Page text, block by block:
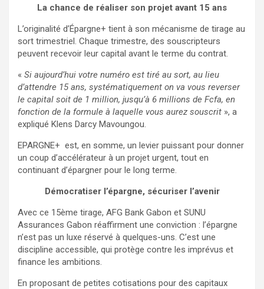
La chance de réaliser son projet avant 15 ans
L’originalité d’Épargne+ tient à son mécanisme de tirage au
sort trimestriel. Chaque trimestre, des souscripteurs
peuvent recevoir leur capital avant le terme du contrat.
« Si aujourd’hui votre numéro est tiré au sort, au lieu
d’attendre 15 ans, systématiquement on va vous reverser
le capital soit de 1 million, jusqu’à 6 millions de Fcfa, en
fonction de la formule à laquelle vous aurez souscrit », a
expliqué Klens Darcy Mavoungou.
EPARGNE+ est, en somme, un levier puissant pour donner
un coup d’accélérateur à un projet urgent, tout en
continuant d’épargner pour le long terme.
Démocratiser l’épargne, sécuriser l’avenir
Avec ce 15ème tirage, AFG Bank Gabon et SUNU
Assurances Gabon réaffirment une conviction : l’épargne
n’est pas un luxe réservé à quelques-uns. C’est une
discipline accessible, qui protège contre les imprévus et
finance les ambitions.
En proposant de petites cotisations pour des capitaux